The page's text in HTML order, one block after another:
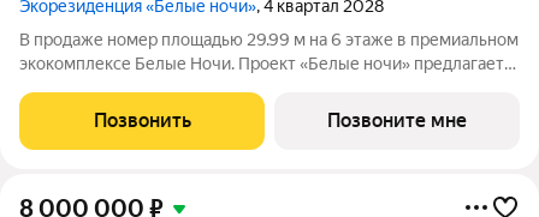
Экорезиденция «Белые ночи», 4 квартал 2028
В продаже номер площадью 29.99 м на 6 этаже в премиальном
экокомплексе Белые Ночи. Проект «Белые ночи» предлагает
поддерживает долголетие. Всё устроено так, чтобы телу было
легко включаться в
Позвонить Позвоните мне
8 000 000 ₽